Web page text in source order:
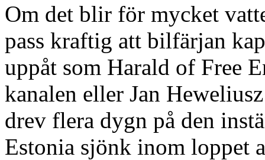
Om det blir för mycket
pass kraftig att bilfärjan
uppåt som Harald of Free
kanalen eller Jan
drev flera dygn på den
Estonia sjönk inom loppet